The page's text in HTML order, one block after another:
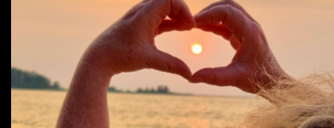
Eindrücke sammeln. Vielen Dank für
tolle Betreuung. Wir werden dein
insbesondere dich sehr gerne
kommen für unsere nächste Reise
zu.